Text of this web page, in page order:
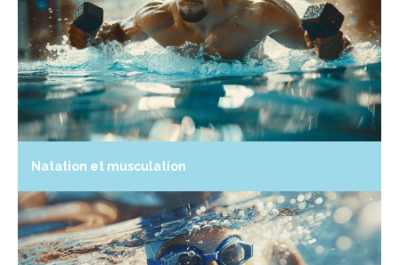
Natation et musculation